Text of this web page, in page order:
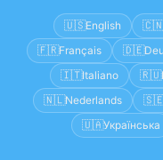
🇺🇸English 🇨🇳
🇫🇷Français 🇩🇪
🇮🇹Italiano 🇷🇺
🇳🇱Nederlands
🇺🇦Українська